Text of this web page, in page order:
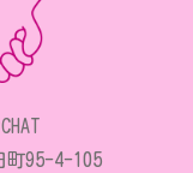
町95-4-105